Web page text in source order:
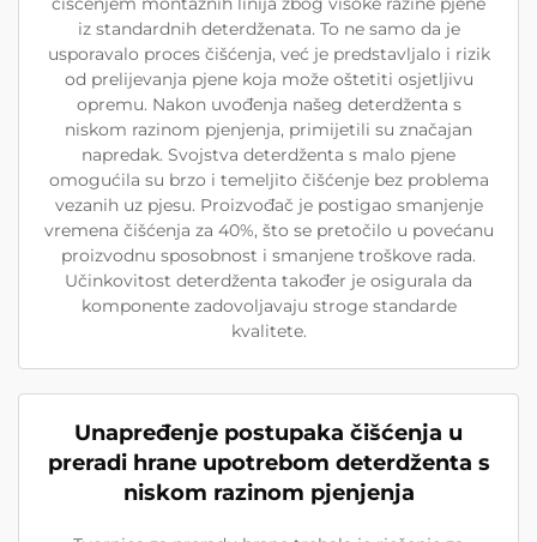
iz standardnih deterdženata. To ne samo da je
usporavalo proces čišćenja, već je predstavljalo i rizik
od prelijevanja pjene koja može oštetiti osjetljivu
opremu. Nakon uvođenja našeg deterdženta s
niskom razinom pjenjenja, primijetili su značajan
napredak. Svojstva deterdženta s malo pjene
omogućila su brzo i temeljito čišćenje bez problema
vezanih uz pjesu. Proizvođač je postigao smanjenje
vremena čišćenja za 40%, što se pretočilo u povećanu
proizvodnu sposobnost i smanjene troškove rada.
Učinkovitost deterdženta također je osigurala da
komponente zadovoljavaju stroge standarde
kvalitete.
Unapređenje postupaka čišćenja u
preradi hrane upotrebom deterdženta s
niskom razinom pjenjenja